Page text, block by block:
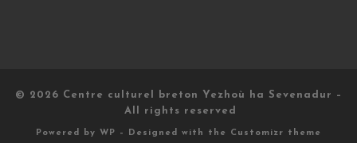
© 2026 Centre culturel breton Yezhoù ha Sevenadur
–
All rights reserved
Powered by WP – Designed with the Customizr theme